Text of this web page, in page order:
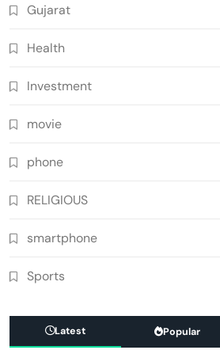
Gujarat
Health
Investment
movie
phone
RELIGIOUS
smartphone
Sports
Latest Popular